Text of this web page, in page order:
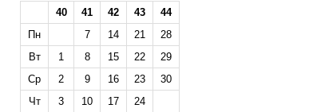
40 41 42 43
44
Пн
7 14 21
28
Вт
1 8 15 22
29
Ср
2 9 16 23
30
Чт
3 10 17 24